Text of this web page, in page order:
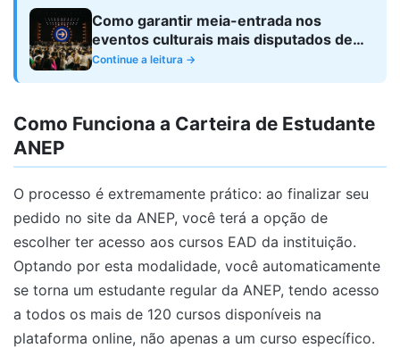
Como garantir meia-entrada nos
eventos culturais mais disputados de
São Paulo e Rio em 2026
Continue a leitura →
Como Funciona a Carteira de Estudante
ANEP
O processo é extremamente prático: ao finalizar seu
pedido no site da ANEP, você terá a opção de
escolher ter acesso aos cursos EAD da instituição.
Optando por esta modalidade, você automaticamente
se torna um estudante regular da ANEP, tendo acesso
a todos os mais de 120 cursos disponíveis na
plataforma online, não apenas a um curso específico.